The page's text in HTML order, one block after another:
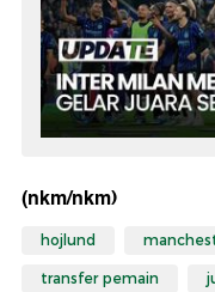
(nkm/nkm)
hojlund
transfer pemain